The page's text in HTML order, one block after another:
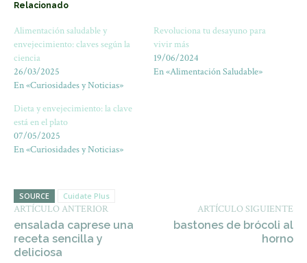
Relacionado
Alimentación saludable y
envejecimiento: claves según la
ciencia
26/03/2025
En «Curiosidades y Noticias»
Revoluciona tu desayuno para
vivir más
19/06/2024
En «Alimentación Saludable»
Dieta y envejecimiento: la clave
está en el plato
07/05/2025
En «Curiosidades y Noticias»
SOURCE Cuidate Plus
ARTÍCULO ANTERIOR
ensalada caprese una
receta sencilla y
deliciosa
ARTÍCULO SIGUIENTE
bastones de brócoli al
horno